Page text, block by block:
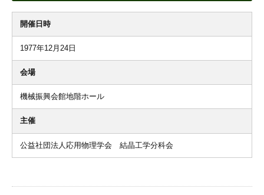
開催日時
1977年12月24日
会場
機械振興会館地階ホール
主催
公益社団法人応用物理学会 結晶工学分科会